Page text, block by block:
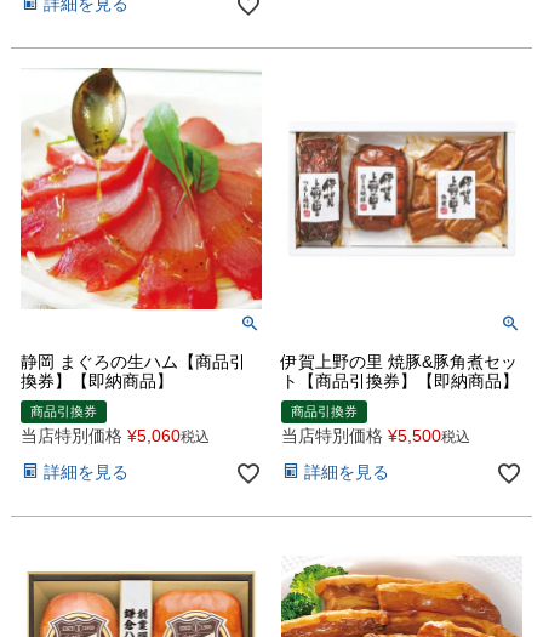
詳細を見る
静岡 まぐろの生ハム【商品引
換券】【即納商品】
商品引換券
当店特別価格 ¥5,060税込
詳細を見る
伊賀上野の里 焼豚&豚角煮セッ
ト【商品引換券】【即納商品】
商品引換券
当店特別価格 ¥5,500税込
詳細を見る